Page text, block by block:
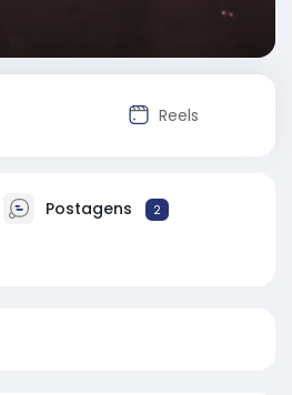
Reels
Postagens 2